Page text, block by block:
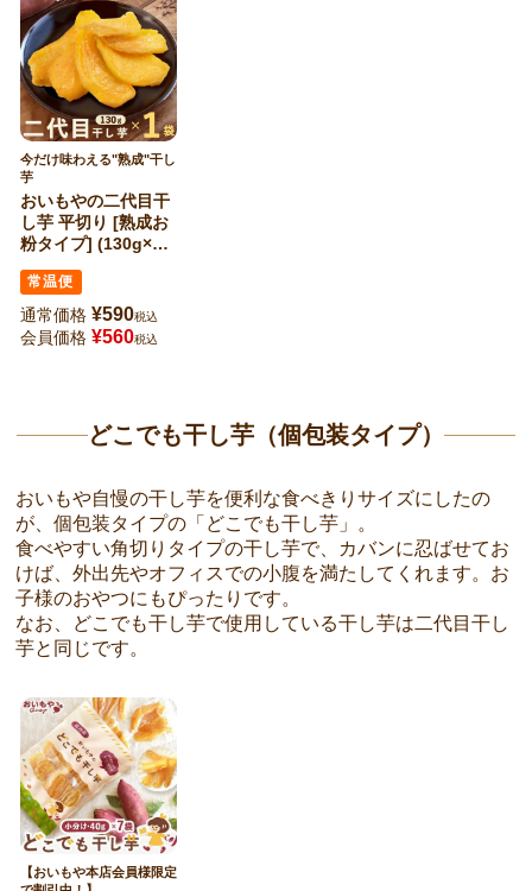
今だけ味わえる"熟成"干し
芋
おいもやの二代目干
し芋 平切り [熟成お
粉タイプ] (130g×1
常温便
通常価格 ¥590税込
会員価格 ¥560税込
どこでも干し芋（個包装タイプ）
おいもや自慢の干し芋を便利な食べきりサイズにしたの
が、個包装タイプの「どこでも干し芋」。
食べやすい角切りタイプの干し芋で、カバンに忍ばせてお
けば、外出先やオフィスでの小腹を満たしてくれます。お
子様のおやつにもぴったりです。
なお、どこでも干し芋で使用している干し芋は二代目干し
芋と同じです。
【おいもや本店会員様限定